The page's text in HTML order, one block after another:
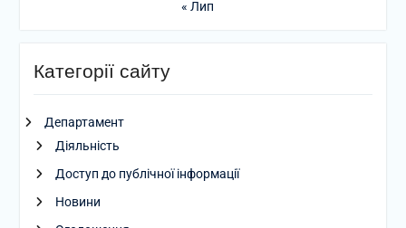
« Лип
Категорії сайту
Департамент
Діяльність
Доступ до публічної інформації
Новини